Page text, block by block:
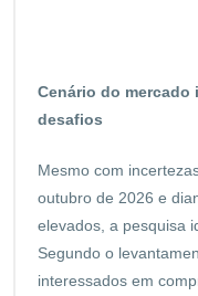
Cenário do mercado
desafios
Mesmo com
outubro de 2026 e
elevados, a pesquisa
Segundo o
interessados em